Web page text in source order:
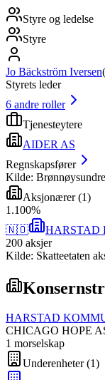
Styre og ledelse
Styre
Jo Bäckström Iversen(
Styrets leder
6 andre roller
Tjenesteytere
AIDER AS
Regnskapsfører
Kilde:
Aksjonærer(1)
1 .100%
🇳🇴
HARSTAD
200 aksjer
Kilde: Skatteetaten
HARSTAD
CHICAGO HOPE
1 morselskap
Underenheter(1)